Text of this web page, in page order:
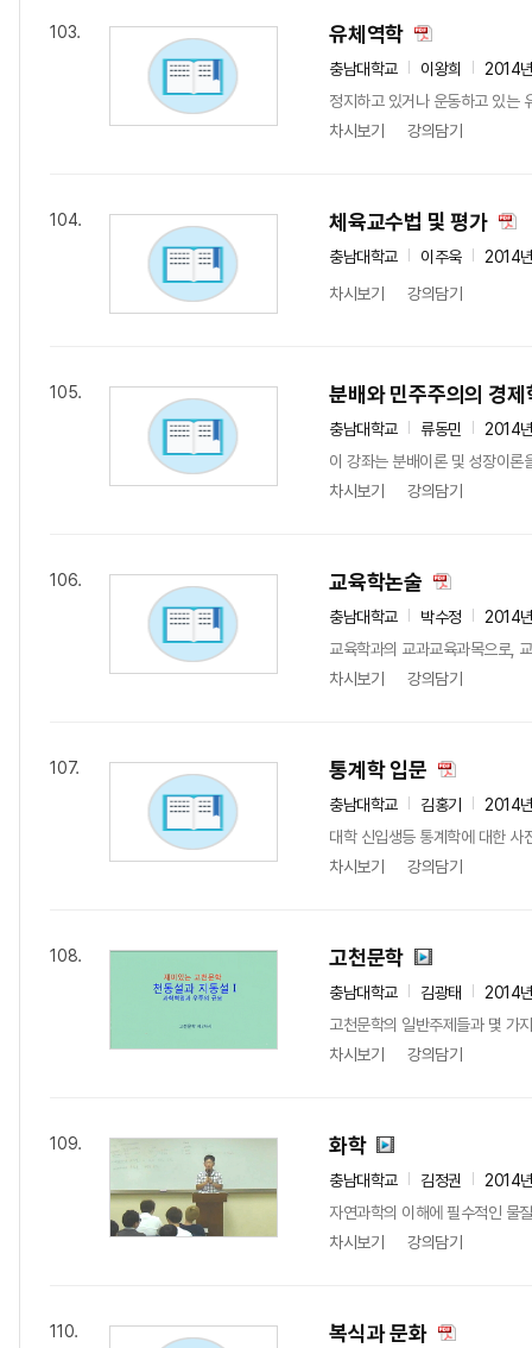
103. 유체역학
충남대학교 이왕희
2014
정지하고 있거나 운동하고 있는
차시보기
강의담기
104. 체육교수법 및 평가
충남대학교 이주욱
2014
차시보기
강의담기
105. 분배와 민주주의의 경제
충남대학교 류동민
2014
이 강좌는 분배이론 및 성장이론
차시보기
강의담기
106. 교육학논술
충남대학교 박수정
2014
교육학과의 교과교육과목으로,
차시보기
강의담기
107. 통계학 입문
충남대학교 김홍기
2014
대학 신입생등 통계학에 대한 사
차시보기
강의담기
108. 고천문학
충남대학교 김광태
2014
고천문학의 일반주제들과 몇 가
차시보기
강의담기
109. 화학
충남대학교 김정권
2014
자연과학의 이해에 필수적인 물
차시보기
강의담기
110. 복식과 문화